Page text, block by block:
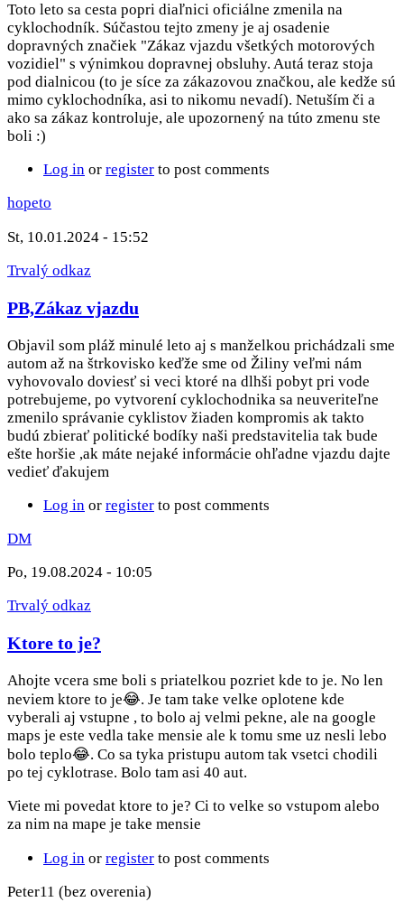
Toto leto sa cesta popri diaľnici oficiálne zmenila na
cyklochodník. Súčastou tejto zmeny je aj osadenie
dopravných značiek "Zákaz vjazdu všetkých motorových
vozidiel" s výnimkou dopravnej obsluhy. Autá teraz stoja
pod dialnicou (to je síce za zákazovou značkou, ale kedže sú
mimo cyklochodníka, asi to nikomu nevadí). Netuším či a
ako sa zákaz kontroluje, ale upozornený na túto zmenu ste
boli :)
Log in or register to post comments
hopeto
St, 10.01.2024 - 15:52
Trvalý odkaz
PB,Zákaz vjazdu
Objavil som pláž minulé leto aj s manželkou prichádzali sme
autom až na štrkovisko keďže sme od Žiliny veľmi nám
vyhovovalo doviesť si veci ktoré na dlhši pobyt pri vode
potrebujeme, po vytvorení cyklochodnika sa neuveriteľne
zmenilo správanie cyklistov žiaden kompromis ak takto
budú zbierať politické bodíky naši predstavitelia tak bude
ešte horšie ,ak máte nejaké informácie ohľadne vjazdu dajte
vedieť ďakujem
Log in or register to post comments
DM
Po, 19.08.2024 - 10:05
Trvalý odkaz
Ktore to je?
Ahojte vcera sme boli s priatelkou pozriet kde to je. No len
neviem ktore to je😂. Je tam take velke oplotene kde
vyberali aj vstupne , to bolo aj velmi pekne, ale na google
maps je este vedla take mensie ale k tomu sme uz nesli lebo
bolo teplo😂. Co sa tyka pristupu autom tak vsetci chodili
po tej cyklotrase. Bolo tam asi 40 aut.
Viete mi povedat ktore to je? Ci to velke so vstupom alebo
za nim na mape je take mensie
Log in or register to post comments
Peter11 (bez overenia)